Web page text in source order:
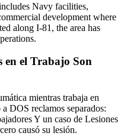
Navy facilities,
development where
along I-81, the area has
en el Trabajo Son
mientras trabaja en
DOS reclamos separados:
Y un caso de Lesiones
causó su lesión.